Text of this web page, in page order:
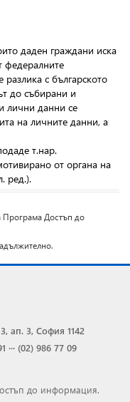
даден граждани иска
федералните
с българското
до събирани и
лични данни се
на личните данни, а
т.нар.
от органа на
ред.).
Достъп до
ап. 3, София 1142
··· (02) 986 77 09
до информация.